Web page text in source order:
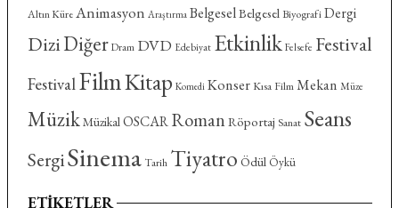
Altın Küre Animasyon Araştırma BelgeselBelgesel Biyografi Dergi
DiziDiğer Dram DVD Edebiyat Etkinlik Felsefe Festival
FestivalFilmKitap Komedi Konser Kısa Film Mekan Müze
MüzikMüzikalOSCAR RomanRöportaj Sanat Seans
SergiSinema Tarih Tiyatro Ödül Öykü
ETIKETLER